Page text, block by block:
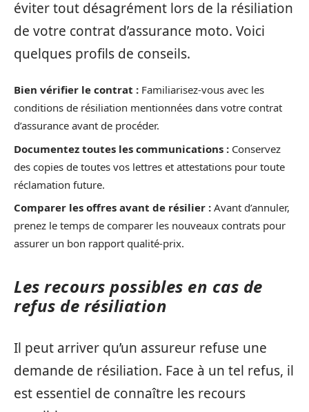
éviter tout désagrément lors de la résiliation
de votre contrat d’assurance moto. Voici
quelques profils de conseils.
Bien vérifier le contrat : Familiarisez-vous avec les
conditions de résiliation mentionnées dans votre contrat
d’assurance avant de procéder.
Documentez toutes les communications : Conservez
des copies de toutes vos lettres et attestations pour toute
réclamation future.
Comparer les offres avant de résilier : Avant d’annuler,
prenez le temps de comparer les nouveaux contrats pour
assurer un bon rapport qualité-prix.
Les recours possibles en cas de
refus de résiliation
Il peut arriver qu’un assureur refuse une
demande de résiliation. Face à un tel refus, il
est essentiel de connaître les recours